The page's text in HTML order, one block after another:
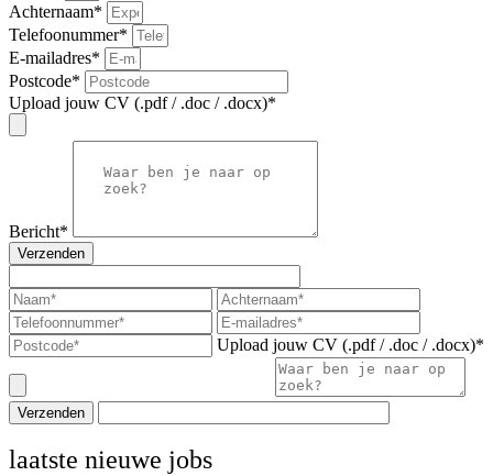
Achternaam*
Telefoonummer*
E-mailadres*
Postcode*
Upload jouw CV (.pdf / .doc / .docx)*
Bericht*
Verzenden
Upload jouw CV (.pdf / .doc / .docx)*
Verzenden
laatste nieuwe jobs